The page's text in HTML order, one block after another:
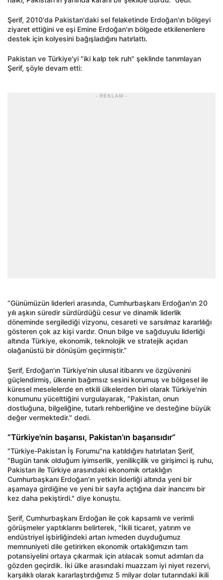
Şerif, 2010'da Pakistan'daki sel felaketinde Erdoğan'ın bölgeyi
ziyaret ettiğini ve eşi Emine Erdoğan'ın bölgede etkilenenlere
destek için kolyesini bağışladığını hatırlattı.
Pakistan ve Türkiye'yi "iki kalp tek ruh" şeklinde tanımlayan
Şerif, şöyle devam etti:
- REKLAM -
“Günümüzün liderleri arasında, Cumhurbaşkanı Erdoğan'ın 20
yılı aşkın süredir sürdürdüğü cesur ve dinamik liderlik
döneminde sergilediği vizyonu, cesareti ve sarsılmaz kararlılığı
gösteren çok az kişi vardır. Onun bilge ve sağduyulu liderliği
altında Türkiye, ekonomik, teknolojik ve stratejik açıdan
olağanüstü bir dönüşüm geçirmiştir.”
Şerif, Erdoğan'ın Türkiye'nin ulusal itibarını ve özgüvenini
güçlendirmiş, ülkenin bağımsız sesini korumuş ve bölgesel ile
küresel meselelerde en etkili ülkelerden biri olarak Türkiye'nin
konumunu yücelttiğini vurgulayarak, "Pakistan, onun
dostluğuna, bilgeliğine, tutarlı rehberliğine ve desteğine büyük
değer vermektedir." dedi.
“Türkiye'nin başarısı, Pakistan'ın başarısıdır”
"Türkiye-Pakistan İş Forumu"na katıldığını hatırlatan Şerif,
"Bugün tanık olduğum iyimserlik, yenilikçilik ve girişimci iş ruhu,
Pakistan ile Türkiye arasındaki ekonomik ortaklığın
Cumhurbaşkanı Erdoğan'ın yetkin liderliği altında yeni bir
aşamaya girdiğine ve yeni bir sayfa açtığına dair inancımı bir
kez daha pekiştirdi." diye konuştu.
Şerif, Cumhurbaşkanı Erdoğan ile çok kapsamlı ve verimli
görüşmeler yaptıklarını belirterek, "İkili ticaret, yatırım ve
endüstriyel işbirliğindeki artan ivmeden duyduğumuz
memnuniyeti dile getirirken ekonomik ortaklığımızın tam
potansiyelini ortaya çıkarmak için atılacak somut adımları da
gözden geçirdik. İki ülke arasındaki muazzam iyi niyet rezervi,
karşılıklı olarak kararlaştırdığımız 5 milyar dolar tutarındaki ikili